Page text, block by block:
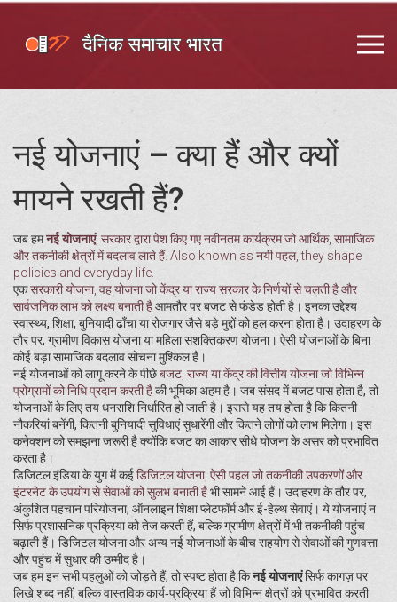
नई योजनाएं – क्या हैं और क्यों
मायने रखती हैं?
जब हमनई योजनाएं, सरकार द्वारा पेश किए गए नवीनतम कार्यक्रम जो आर्थिक, सामाजिक
और तकनीकी क्षेत्रों में बदलाव लाते हैं. Also known as नयी पहल, they shape
policies and everyday life.
एकसरकारी योजना, वह योजना जो केंद्र या राज्य सरकार के निर्णयों से चलती है और
सार्वजनिक लाभ को लक्ष्य बनाती हैआमतौर पर बजट से फंडेड होती है। इनका उद्देश्य
स्वास्थ्य, शिक्षा, बुनियादी ढाँचा या रोजगार जैसे बड़े मुद्दों को हल करना होता है। उदाहरण के
तौर पर, ग्रामीण विकास योजना या महिला सशक्तिकरण योजना। ऐसी योजनाओं के बिना
कोई बड़ा सामाजिक बदलाव सोचना मुश्किल है।
नई योजनाओं को लागू करने के पीछेबजट राज्य या केंद्र की वित्तीय योजना जो विभिन्न
प्रोग्रामों को निधि प्रदान करती हैकी भूमिका अहम है। जब संसद में बजट पास होता है, तो
योजनाओं के लिए तय धनराशि निर्धारित हो जाती है। इससे यह तय होता है कि कितनी
नौकरियां बनेंगी, कितनी बुनियादी सुविधाएं सुधारेंगी और कितने लोगों को लाभ मिलेगा। इस
कनेक्शन को समझना जरूरी है क्योंकि बजट का आकार सीधे योजना के असर को प्रभावित
करता है।
डिजिटल इंडिया के युग में कईडिजिटल योजना, ऐसी पहल जो तकनीकी उपकरणों और
इंटरनेट के उपयोग से सेवाओं को सुलभ बनाती हैभी सामने आई हैं। उदाहरण के तौर पर,
अंकुशित पहचान परियोजना, ऑनलाइन शिक्षा प्लेटफॉर्म और ई-हेल्थ सेवाएं। ये योजनाएं न
सिर्फ प्रशासनिक प्रक्रिया को तेज करती हैं, बल्कि ग्रामीण क्षेत्रों में भी तकनीकी पहुंच
बढ़ाती हैं। डिजिटल योजना और अन्य नई योजनाओं के बीच सहयोग से सेवाओं की गुणवत्ता
और पहुंच में सुधार की उम्मीद है।
जब हम इन सभी पहलुओं को जोड़ते हैं, तो स्पष्ट होता है किनई योजनाएंसिर्फ कागज़ पर
लिखे शब्द नहीं, बल्कि वास्तविक कार्य‑प्रक्रिया हैं जो विभिन्न क्षेत्रों को प्रभावित करती